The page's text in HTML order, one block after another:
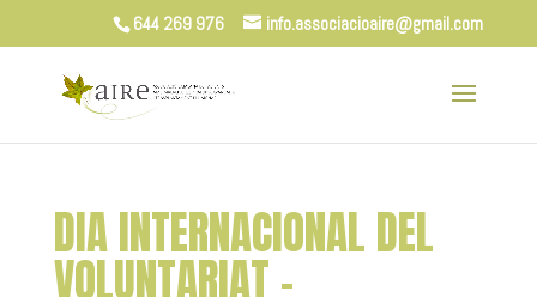
644 269 976 info.associacioaire@gmail.com
DIA INTERNACIONAL DEL
VOLUNTARIAT –